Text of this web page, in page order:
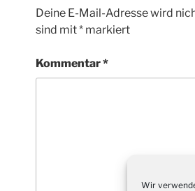
Wir
Deine E-Mail-Adresse wird
sind mit* markiert
Kommentar*